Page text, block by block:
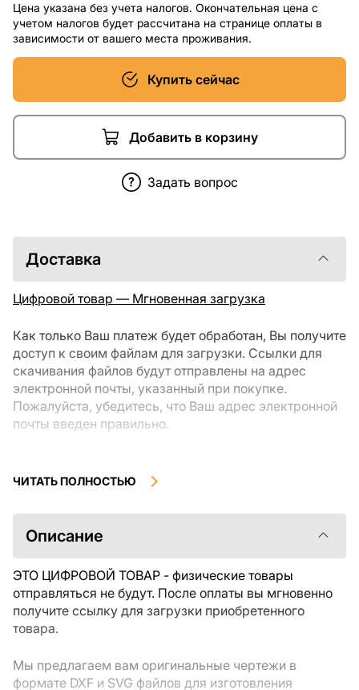
Цена указана без учета налогов. Окончательная цена с
учетом налогов будет рассчитана на странице оплаты в
зависимости от вашего места проживания.
Купить сейчас
Добавить в корзину
Задать вопрос
Доставка
Цифровой товар — Мгновенная загрузка
Как только Ваш платеж будет обработан, Вы получите
доступ к своим файлам для загрузки. Ссылки для
скачивания файлов будут отправлены на адрес
электронной почты, указанный при покупке.
Пожалуйста, убедитесь, что Ваш адрес электронной
почты введен правильно.
загрузки, не подлежат возврату или обмену после их
ознакомиться с описанием товара и задать все
интересующие Вас вопросы перед покупкой. Если у
свяжитесь с продавцом напрямую.
ЧИТАТЬ ПОЛНОСТЬЮ
Описание
ЭТО ЦИФРОВОЙ ТОВАР - физические товары
отправляться не будут. После оплаты вы мгновенно
получите ссылку для загрузки приобретенного
товара.
Мы предлагаем вам оригинальные чертежи в
формате DXF и SVG файлов для изготовления